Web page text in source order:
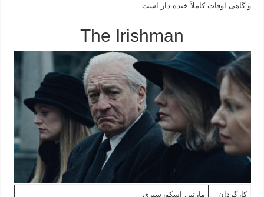
و گاهی اوقات کاملاً خنده دار است.
The Irishman
کارگردان مارتین اسکورسیزی